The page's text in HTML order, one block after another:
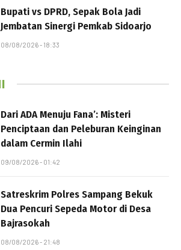
Bupati vs DPRD, Sepak Bola Jadi
Jembatan Sinergi Pemkab Sidoarjo
08/08/2026 - 18:33
Dari ADA Menuju Fana’: Misteri
Penciptaan dan Peleburan Keinginan
dalam Cermin Ilahi
09/08/2026 - 01:42
Satreskrim Polres Sampang Bekuk
Dua Pencuri Sepeda Motor di Desa
Bajrasokah
08/08/2026 - 21:48